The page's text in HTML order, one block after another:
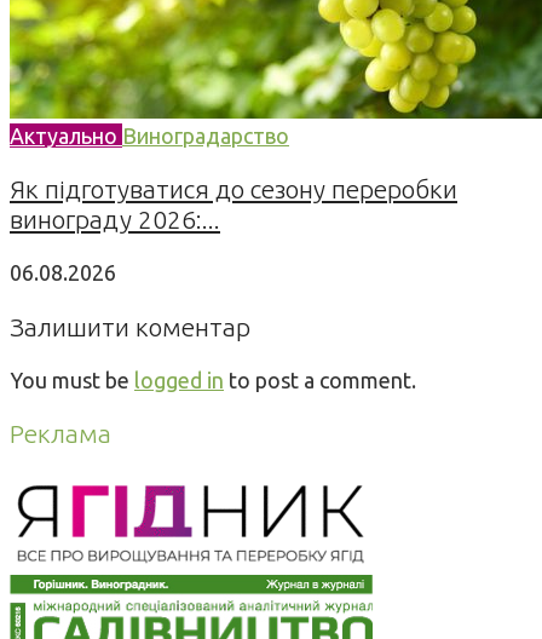
Актуально Виноградарство
Як підготуватися до сезону переробки
винограду 2026:...
06.08.2026
Залишити коментар
You must be logged in to post a comment.
Реклама